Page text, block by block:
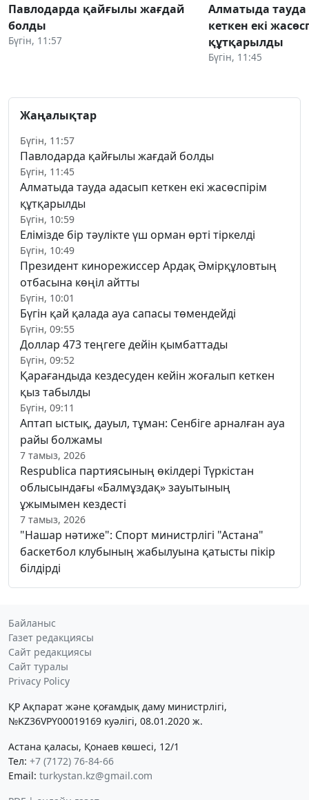
Павлодарда қайғылы жағдай
болды
Бүгін, 11:57
Алматыда
кеткен екі
құтқарылды
Бүгін, 11:45
Жаңалықтар
Бүгін, 11:57
Павлодарда қайғылы жағдай болды
Бүгін, 11:45
Алматыда тауда адасып кеткен екі жасөспірім
құтқарылды
Бүгін, 10:59
Елімізде бір тәулікте үш орман өрті тіркелді
Бүгін, 10:49
Президент кинорежиссер Ардақ Әмірқұловтың
отбасына көңіл айтты
Бүгін, 10:01
Бүгін қай қалада ауа сапасы төмендейді
Бүгін, 09:55
Доллар 473 теңгеге дейін қымбаттады
Бүгін, 09:52
Қарағандыда кездесуден кейін жоғалып кеткен
қыз табылды
Бүгін, 09:11
Аптап ыстық, дауыл, тұман: Сенбіге арналған ауа
райы болжамы
7 тамыз, 2026
Respublica партиясының өкілдері Түркістан
облысындағы «Балмұздақ» зауытының
ұжымымен кездесті
7 тамыз, 2026
"Нашар нәтиже": Спорт министрлігі "Астана"
баскетбол клубының жабылуына қатысты пікір
білдірді
Байланыс
Газет редакциясы
Сайт редакциясы
Сайт туралы
Privacy Policy
ҚР Ақпарат және қоғамдық даму министрлігі,
№KZ36VPY00019169 куәлігі, 08.01.2020 ж.
Астана қаласы, Қонаев көшесі, 12/1
Тел: +7 (7172) 76-84-66
Email: turkystan.kz@gmail.com